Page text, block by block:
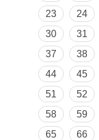
23
24
30
31
37
38
44
45
51
52
58
59
65
66